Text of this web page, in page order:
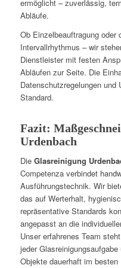
ermöglicht – zuverlässig,
Abläufe.
Ob Einzelbeauftragung oder
Intervallrhythmus – wir
Dienstleister mit festen
Abläufen zur Seite. Die
Datenschutzregelungen
Standard.
Fazit:
Urdenbach
Die Glasreinigung
Competenza verbindet
Ausführungstechnik. Wir
das auf Werterhalt,
repräsentative Standards
angepasst an die
Unser erfahrenes Team
jeder
Objekte dauerhaft im